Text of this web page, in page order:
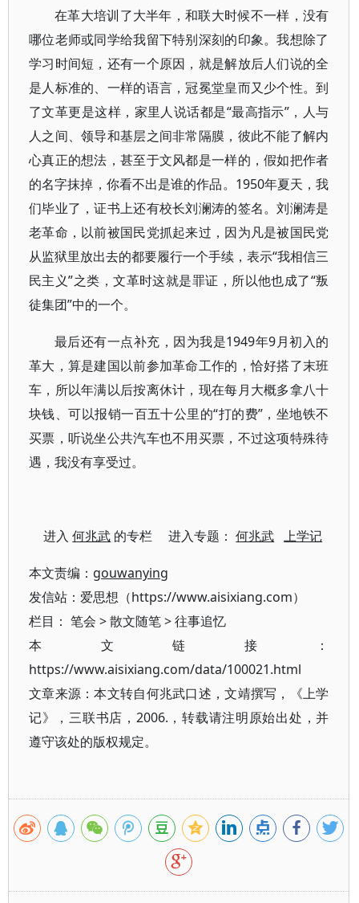
在革大培训了大半年，和联大时候不一样，没有
哪位老师或同学给我留下特别深刻的印象。我想除了
学习时间短，还有一个原因，就是解放后人们说的全
是人标准的、一样的语言，冠冕堂皇而又少个性。到
了文革更是这样，家里人说话都是“最高指示”，人与
人之间、领导和基层之间非常隔膜，彼此不能了解内
心真正的想法，甚至于文风都是一样的，假如把作者
的名字抹掉，你看不出是谁的作品。1950年夏天，我
们毕业了，证书上还有校长刘澜涛的签名。刘澜涛是
老革命，以前被国民党抓起来过，因为凡是被国民党
从监狱里放出去的都要履行一个手续，表示“我相信三
民主义”之类，文革时这就是罪证，所以他也成了“叛
徒集团”中的一个。
最后还有一点补充，因为我是1949年9月初入的
革大，算是建国以前参加革命工作的，恰好搭了末班
车，所以年满以后按离休计，现在每月大概多拿八十
块钱、可以报销一百五十公里的“打的费”，坐地铁不
买票，听说坐公共汽车也不用买票，不过这项特殊待
遇，我没有享受过。
进入何兆武 的专栏 进入专题：何兆武 上学记
本文责编： gouwanying
发信站：爱思想（https://www.aisixiang.com）
栏目： 笔会 >散文随笔>往事追忆
本文链接：
https://www.aisixiang.com/data/100021.html
文章来源：本文转自何兆武口述，文靖撰写，《上学
记》，三联书店，2006.，转载请注明原始出处，并
遵守该处的版权规定。